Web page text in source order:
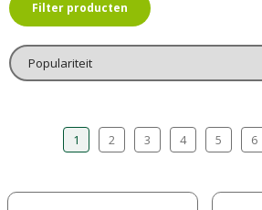
Filter producten
1 2 3 4 5 6